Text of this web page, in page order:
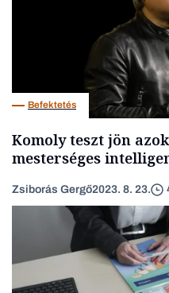
Befektetés
Komoly teszt jön
mesterséges
Zsiborás Gergő2023. 8. 23.